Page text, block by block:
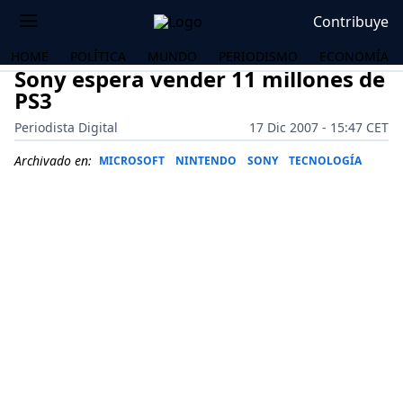
Contribuye
HOME POLÍTICA MUNDO PERIODISMO ECONOMÍA
Sony espera vender 11 millones de
PS3
Periodista Digital
17 Dic 2007 - 15:47 CET
Archivado en: MICROSOFT NINTENDO SONY TECNOLOGÍA